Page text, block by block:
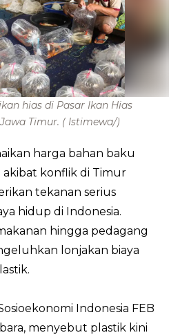
hias di Pasar Ikan Hias
Timur. ( Istimewa/)
harga bahan baku
akibat konflik di Timur
tekanan serius
hidup di Indonesia.
hingga pedagang
lonjakan biaya
Indonesia FEB
menyebut plastik kini